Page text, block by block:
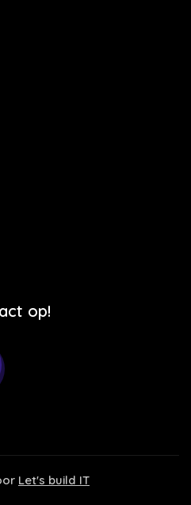
op!
Let's build IT